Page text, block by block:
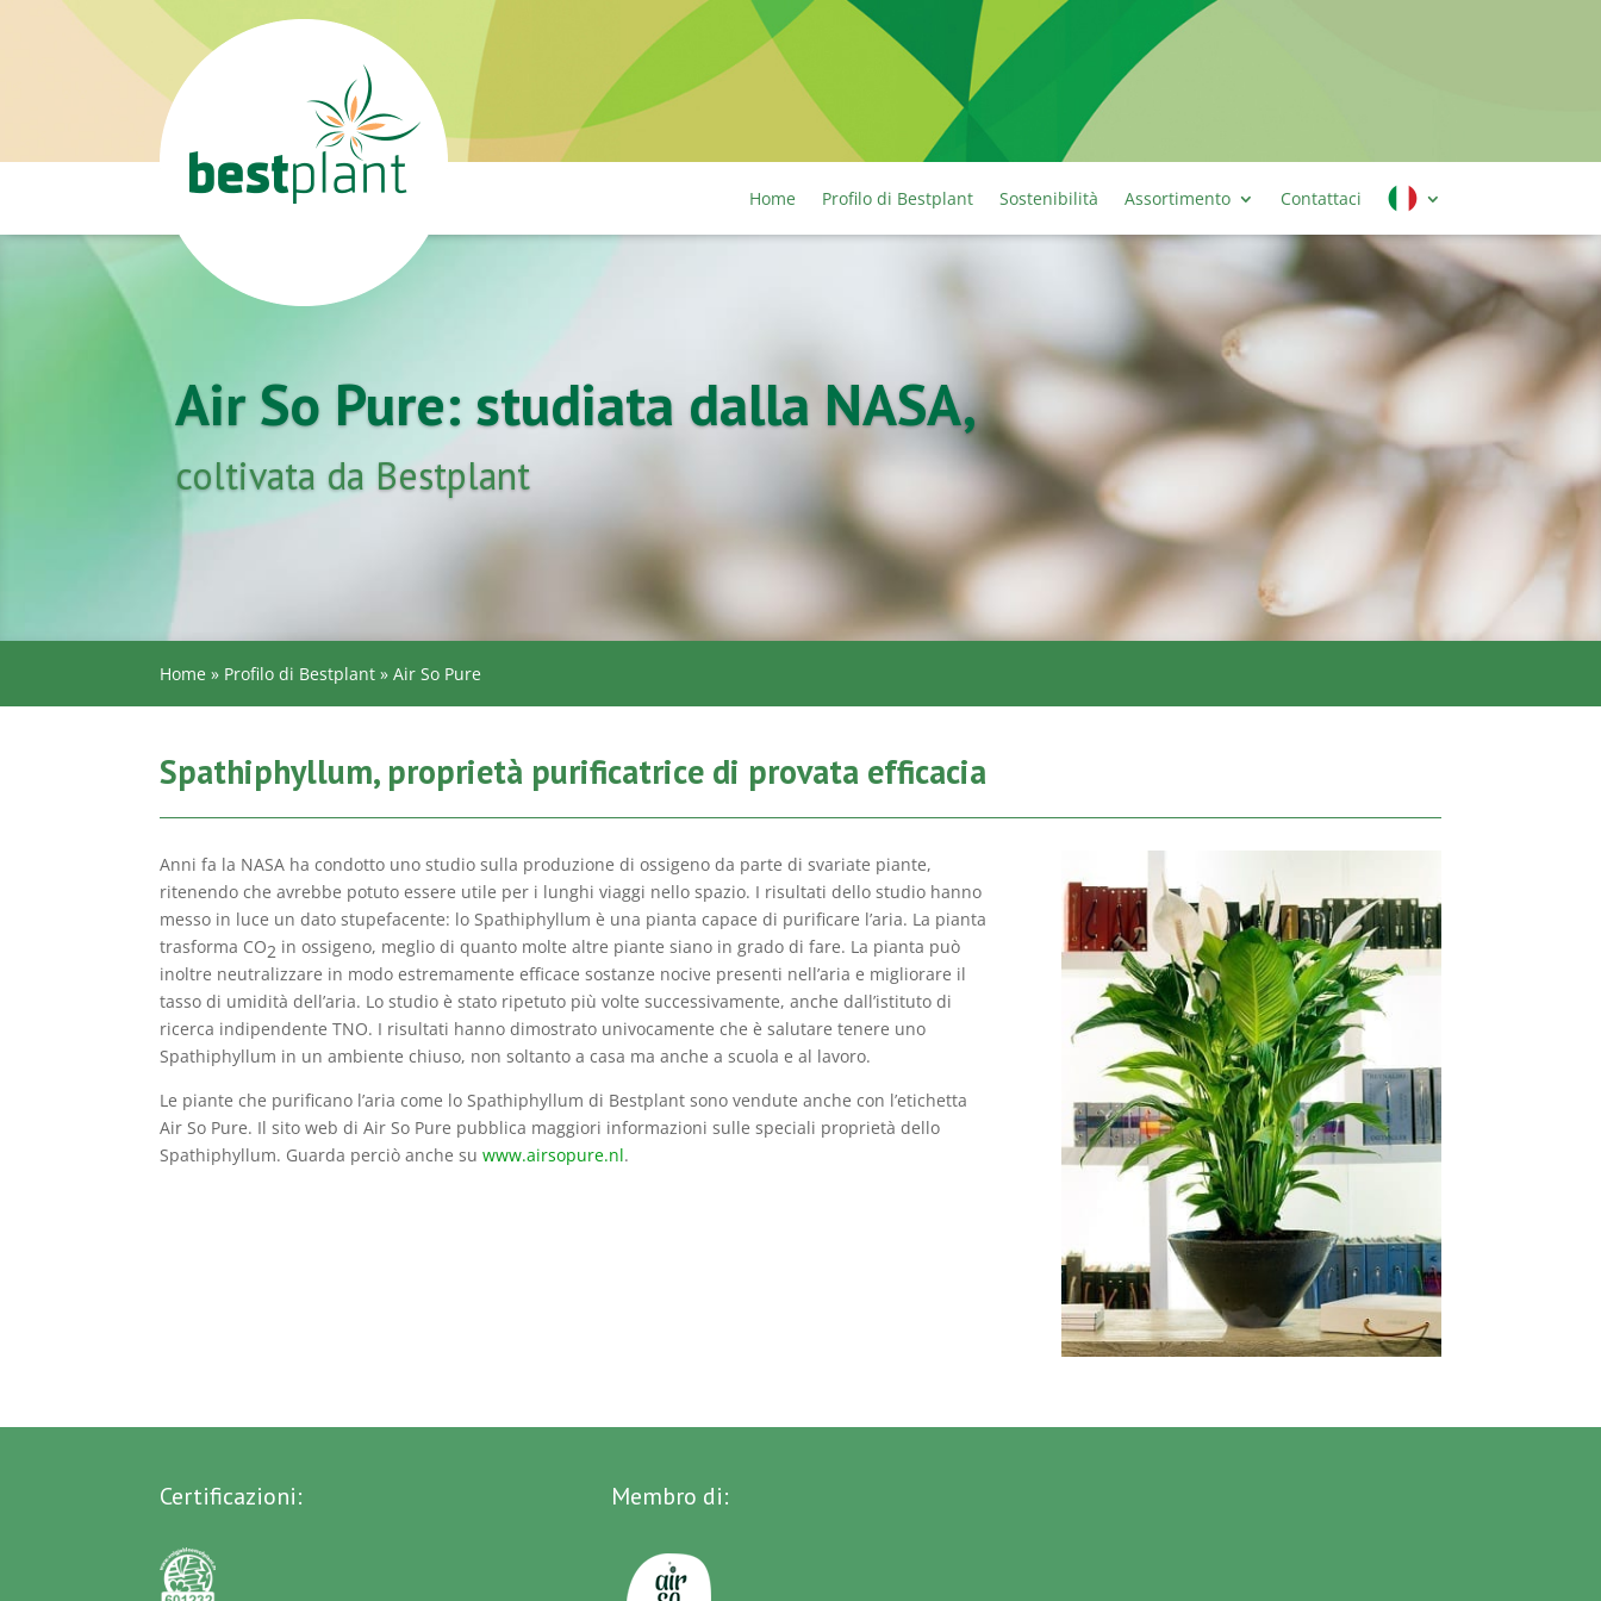
Home Profilo di Bestplant Sostenibilità Assortimento Contattaci
Air So Pure: studiata dalla NASA,
coltivata da Bestplant
Home » Profilo di Bestplant »Air So Pure
Spathiphyllum, proprietà purificatrice di provata efficacia
Anni fa la NASA ha condotto uno studio sulla produzione di ossigeno da parte di svariate piante,
ritenendo che avrebbe potuto essere utile per i lunghi viaggi nello spazio. I risultati dello studio hanno
messo in luce un dato stupefacente: lo Spathiphyllum è una pianta capace di purificare l’aria. La pianta
trasforma CO2 in ossigeno, meglio di quanto molte altre piante siano in grado di fare. La pianta può
inoltre neutralizzare in modo estremamente efficace sostanze nocive presenti nell’aria e migliorare il
tasso di umidità dell’aria. Lo studio è stato ripetuto più volte successivamente, anche dall’istituto di
ricerca indipendente TNO. I risultati hanno dimostrato univocamente che è salutare tenere uno
Spathiphyllum in un ambiente chiuso, non soltanto a casa ma anche a scuola e al lavoro.
Le piante che purificano l’aria come lo Spathiphyllum di Bestplant sono vendute anche con l’etichetta
Air So Pure. Il sito web di Air So Pure pubblica maggiori informazioni sulle speciali proprietà dello
Spathiphyllum. Guarda perciò anche suwww.airsopure.nl.
Certificazioni: Membro di: